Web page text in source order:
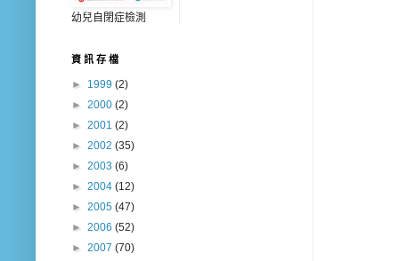
幼兒自閉症檢測
資 訊 存 檔
► 1999 (2)
► 2000 (2)
► 2001 (2)
► 2002 (35)
► 2003 (6)
► 2004 (12)
► 2005 (47)
► 2006 (52)
► 2007 (70)